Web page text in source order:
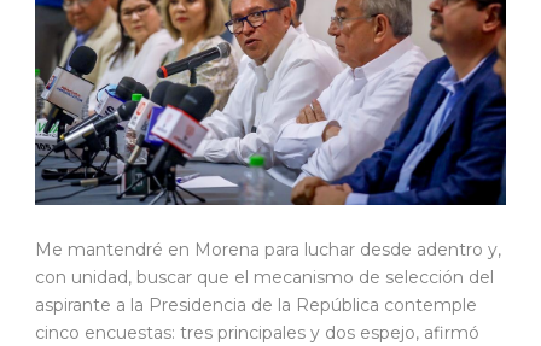
Me mantendré en Morena para luchar desde adentro y,
con unidad, buscar que el mecanismo de selección del
aspirante a la Presidencia de la República contemple
cinco encuestas: tres principales y dos espejo, afirmó